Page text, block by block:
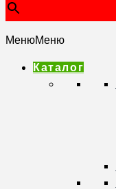
МенюМеню
Каталог